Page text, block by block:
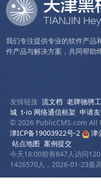
我们专注提供专业的软件产品
件产品与解决方案，共同帮助
友情链接 流文档 老牌驰骋
城 t-io 网络通信框架 申请
© 2026 PublicCMS.com All
津ICP备19003922号-2
津
站点地图 案例提交
今天18:00前有847人访问
1426570人，2026-01-23最